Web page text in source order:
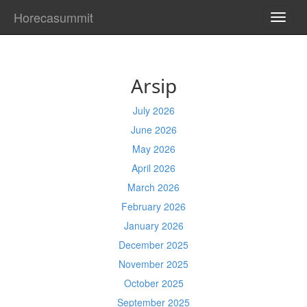
Horecasummit
Arsip
July 2026
June 2026
May 2026
April 2026
March 2026
February 2026
January 2026
December 2025
November 2025
October 2025
September 2025